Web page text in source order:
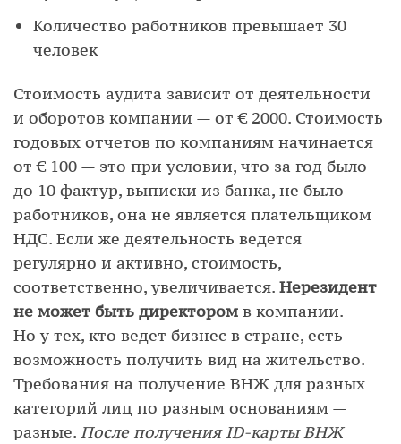
Количество работников превышает 30
человек
Стоимость аудита зависит от деятельности
и оборотов компании — от € 2000. Стоимость
годовых отчетов по компаниям начинается
от € 100 — это при условии, что за год было
до 10 фактур, выписки из банка, не было
работников, она не является плательщиком
НДС. Если же деятельность ведется
регулярно и активно, стоимость,
соответственно, увеличивается. Нерезидент
не может быть директором в компании.
Но у тех, кто ведет бизнес в стране, есть
возможность получить вид на жительство.
Требования на получение ВНЖ для разных
категорий лиц по разным основаниям —
разные. После получения ID-карты ВНЖ